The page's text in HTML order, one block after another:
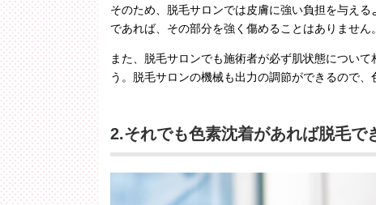
そのため、脱毛サロンでは皮膚に強い負担を与え
であれば、その部分を強く傷めることはありません。
また、脱毛サロンでも施術者が必ず肌状態につい
う。脱毛サロンの機械も出力の調節ができるので
2.それでも色素沈着があれば脱毛で